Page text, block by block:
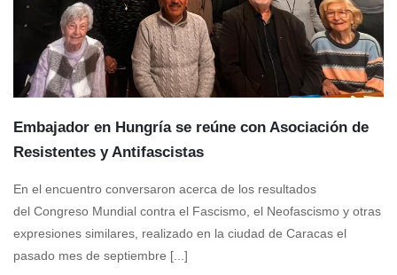
Embajador en Hungría se reúne con Asociación de
Resistentes y Antifascistas
En el encuentro conversaron acerca de los resultados
del Congreso Mundial contra el Fascismo, el Neofascismo y otras
expresiones similares, realizado en la ciudad de Caracas el
pasado mes de septiembre [...]